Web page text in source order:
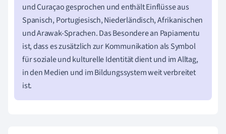
und Curaçao gesprochen und enthält Einflüsse aus
Spanisch, Portugiesisch, Niederländisch, Afrikanischen
und Arawak-Sprachen. Das Besondere an Papiamentu
ist, dass es zusätzlich zur Kommunikation als Symbol
für soziale und kulturelle Identität dient und im Alltag,
in den Medien und im Bildungssystem weit verbreitet
ist.